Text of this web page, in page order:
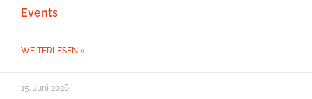
Events
WEITERLESEN »
15. Juni 2026